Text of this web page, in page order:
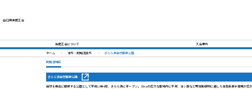
山口県央商工会
当商工会について 入会案内
ホーム 本所・阿知須支所
きらら浜自然観察公園
阿知須地区
きらら浜自然観察公園
自然を身近に観察する公園として平成13年4月、きらら浜にオープン。30haの広大な敷地内に干潟、ヨシ原など野生動植物に適した生態系保全環境が